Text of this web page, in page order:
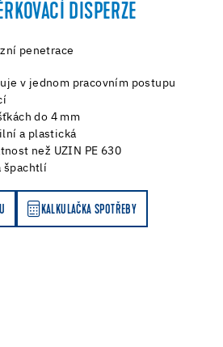
DISPERZE
penetrace
v jednom pracovním postupu
do 4 mm
a plastická
než UZIN PE 630
špachtlí
KALKULAČKA SPOTŘEBY